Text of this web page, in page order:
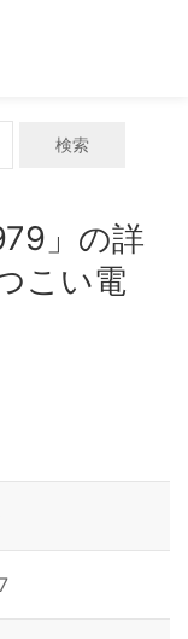
検索
」の詳
こい電